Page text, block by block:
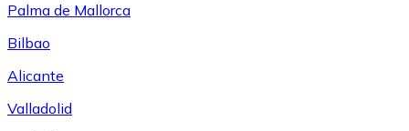
Palma de Mallorca
Bilbao
Alicante
Valladolid